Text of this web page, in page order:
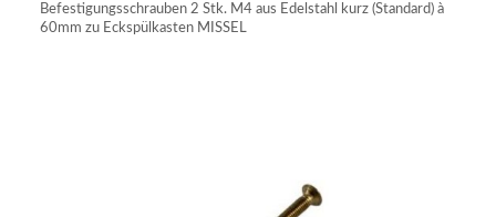
Befestigungsschrauben 2 Stk. M4 aus Edelstahl kurz (Standard) à
60mm zu Eckspülkasten MISSEL